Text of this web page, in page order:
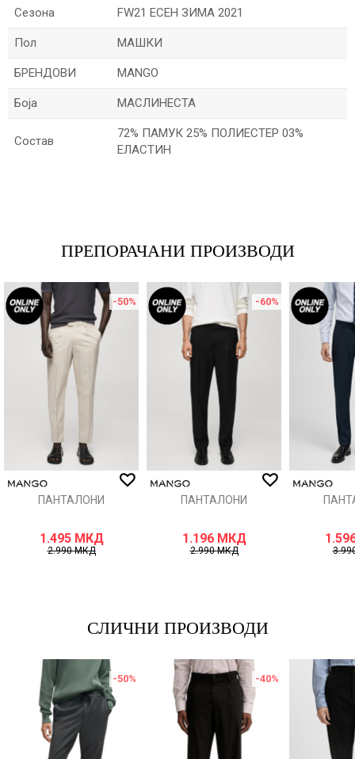
Сезона FW21 ЕСЕН ЗИМА 2021
Пол МАШКИ
БРЕНДОВИ MANGO
Боја МАСЛИНЕСТА
Состав
72% ПАМУК 25% ПОЛИЕСТЕР 03%
ЕЛАСТИН
Порака
ИСПРАТИ
ПРЕПОРАЧАНИ ПРОИЗВОДИ
-50%
ПАНТАЛОНИ
1.495 МКД
2.990МКД
-60%
ПАНТАЛОНИ
1.196 МКД
2.990МКД
СЛИЧНИ ПРОИЗВОДИ
-50% -40%